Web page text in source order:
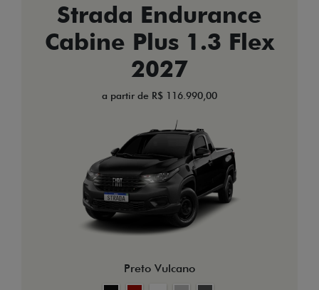
Strada Endurance
Cabine Plus 1.3 Flex
2027
a partir de R$ 116.990,00
Preto Vulcano